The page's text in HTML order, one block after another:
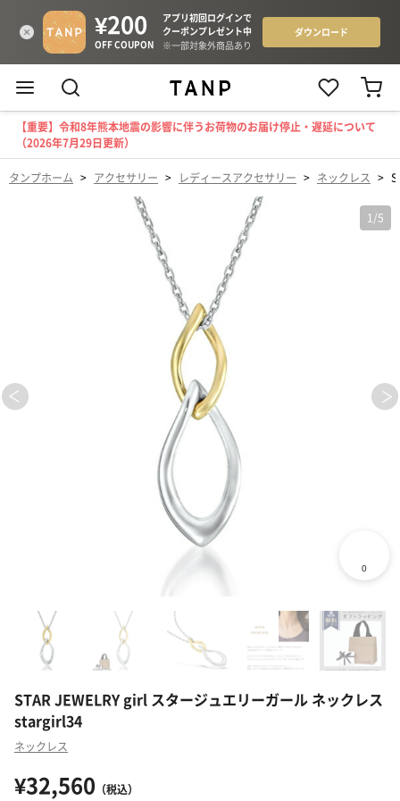
【重要】令和8年熊本地震の影響に伴うお荷物のお届け停止・遅延について
（2026年7月29日更新）
タンプホーム > アクセサリー > レディースアクセサリー > ネックレス >
1 /5
STAR JEWELRY girl スタージュエリーガール ネックレス
stargirl34
ネックレス
¥32,560 （税込）